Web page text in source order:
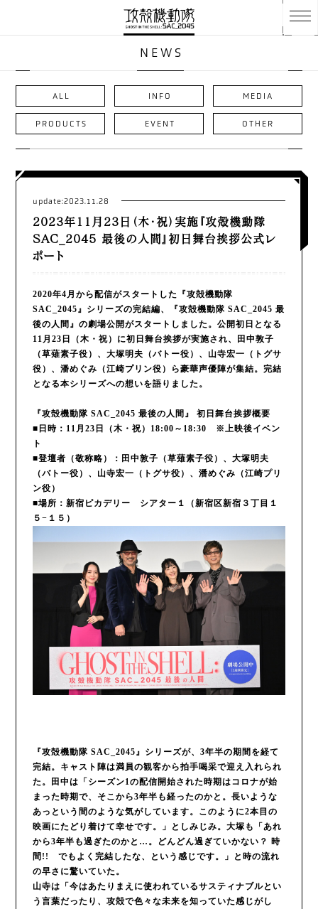
NEWS
ALL INFO MEDIA
PRODUCTS EVENT OTHER
update:2023.11.28
2023年11月23日（木・祝）実施『攻殻機動隊
SAC_2045 最後の人間』初日舞台挨拶公式レ
ポート
2020年4月から配信がスタートした『攻殻機動隊
SAC_2045』シリーズの完結編、『攻殻機動隊 SAC_2045 最
後の人間』の劇場公開がスタートしました。公開初日となる
11月23日（木・祝）に初日舞台挨拶が実施され、田中敦子
（草薙素子役）、大塚明夫（バトー役）、山寺宏一（トグサ
役）、潘めぐみ（江崎プリン役）ら豪華声優陣が集結。完結
となる本シリーズへの想いを語りました。
『攻殻機動隊 SAC_2045 最後の人間』 初日舞台挨拶概要
■日時：11月23日（木・祝）18:00～18:30 ※上映後イベン
ト
■登壇者（敬称略）：田中敦子（草薙素子役）、大塚明夫
（バトー役）、山寺宏一（トグサ役）、潘めぐみ（江崎プリ
ン役）
■場所：新宿ピカデリー シアター１（新宿区新宿３丁目１
５−１５）
『攻殻機動隊 SAC_2045』シリーズが、3年半の期間を経て
完結。キャスト陣は満員の観客から拍手喝采で迎え入れられ
た。田中は「シーズン1の配信開始された時期はコロナが始
まった時期で、そこから3年半も経ったのかと。長いような
あっという間のような気がしています。このように2本目の
映画にたどり着けて幸せです。」としみじみ。大塚も「あれ
から3年半も過ぎたのかと…。どんどん過ぎていかない？ 時
間!! でもよく完結したな、という感じです。」と時の流れ
の早さに驚いていた。
山寺は「今はあたりまえに使われているサスティナブルとい
う言葉だったり、攻殻で色々な未来を知っていた感じがし